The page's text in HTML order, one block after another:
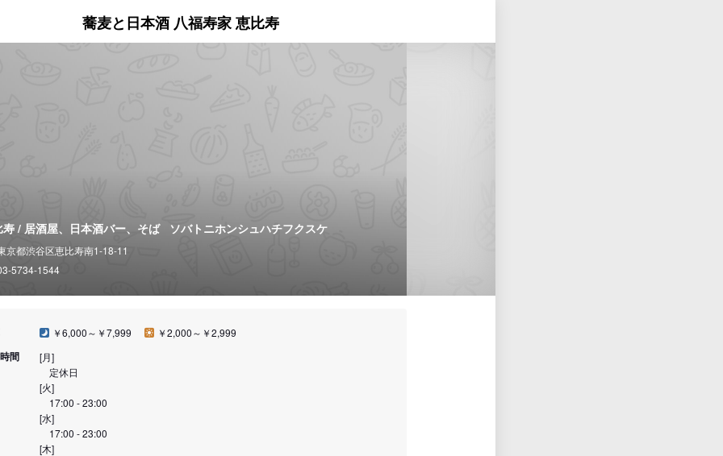
蕎麦と日本酒 八福寿家 恵比寿
寿 / 居酒屋、日本酒バー、そば ソバトニホンシュハチフクスケ
京都渋谷区恵比寿南1-18-11
5734-1544
￥6,000～￥7,999 ￥2,000～￥2,999
間
[月]
定休日
[火]
17:00 - 23:00
[水]
17:00 - 23:00
[木]